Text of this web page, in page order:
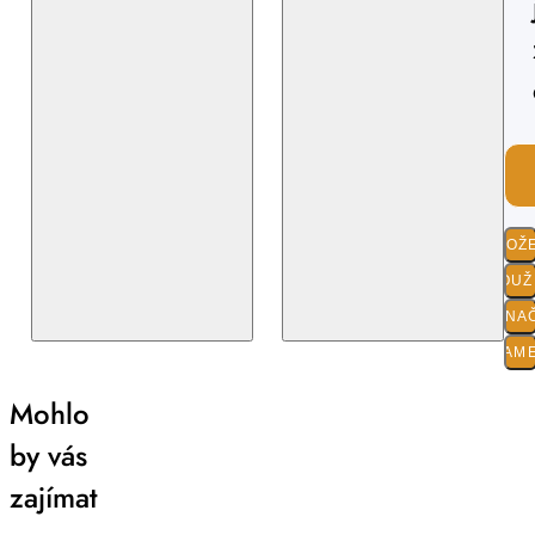
O
Mohlo
by vás
zajímat